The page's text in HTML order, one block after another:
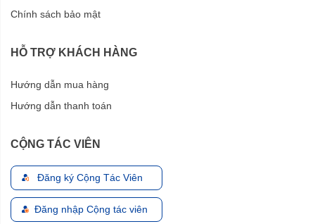
Chính sách bảo mật
HỖ TRỢ KHÁCH HÀNG
Hướng dẫn mua hàng
Hướng dẫn thanh toán
CỘNG TÁC VIÊN
Đăng ký Cộng Tác Viên
Đăng nhập Cộng tác viên